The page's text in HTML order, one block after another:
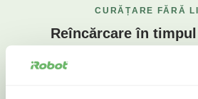
CURĂȚARE FĂRĂ
Reîncărcare în
Roomba j9 se poate reîncărca la